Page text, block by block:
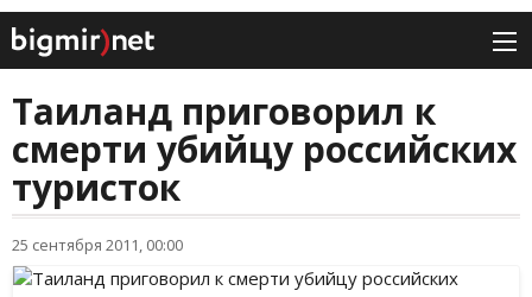
Таиланд приговорил к
смерти убийцу российских
туристок
25 сентября 2011, 00:00